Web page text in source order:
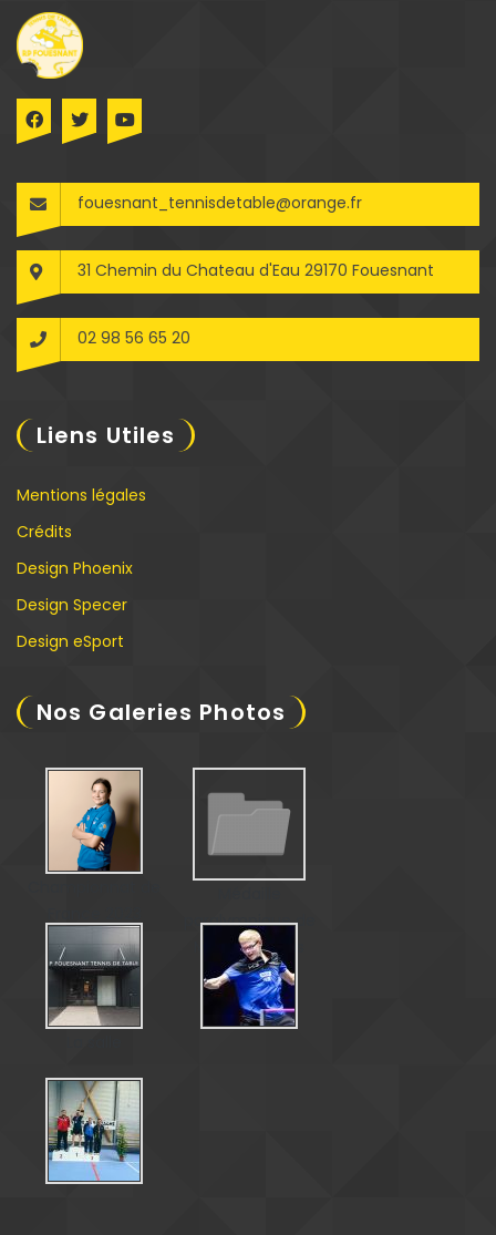
fouesnant_tennisdetable@orange.fr
31 Chemin du Chateau d'Eau 29170 Fouesnant
02 98 56 65 20
Liens Utiles
Mentions légales
Crédits
Design Phoenix
Design Specer
Design eSport
Nos Galeries Photos
paralympique de
Matéo Bohéas